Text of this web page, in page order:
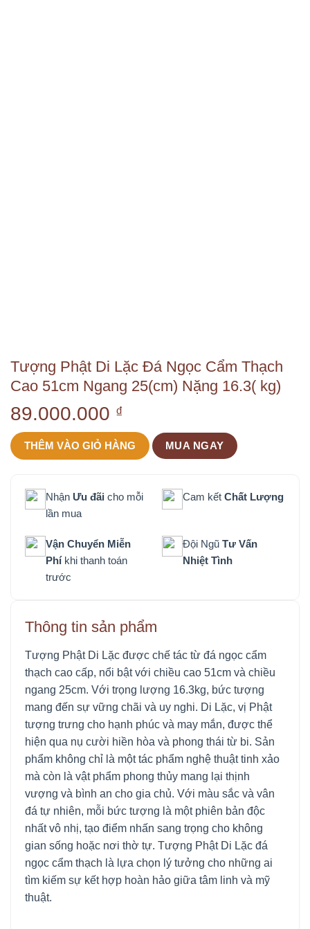
Tượng Phật Di Lặc Đá Ngọc Cẩm Thạch
Cao 51cm Ngang 25(cm) Nặng 16.3( kg)
89.000.000 ₫
THÊM VÀO GIỎ HÀNG MUA NGAY
Nhận Ưu đãi cho mỗi
lần mua
Cam kết Chất Lượng
Vận Chuyển Miễn
Phíkhi thanh toán
trước
Đội Ngũ Tư Vấn
Nhiệt Tình
Thông tin sản phẩm
Tượng Phật Di Lặc được chế tác từ đá ngọc cẩm
thạch cao cấp, nổi bật với chiều cao 51cm và chiều
ngang 25cm. Với trọng lượng 16.3kg, bức tượng
mang đến sự vững chãi và uy nghi. Di Lặc, vị Phật
tượng trưng cho hạnh phúc và may mắn, được thể
hiện qua nụ cười hiền hòa và phong thái từ bi. Sản
phẩm không chỉ là một tác phẩm nghệ thuật tinh xảo
mà còn là vật phẩm phong thủy mang lại thịnh
vượng và bình an cho gia chủ. Với màu sắc và vân
đá tự nhiên, mỗi bức tượng là một phiên bản độc
nhất vô nhị, tạo điểm nhấn sang trọng cho không
gian sống hoặc nơi thờ tự. Tượng Phật Di Lặc đá
ngọc cẩm thạch là lựa chọn lý tưởng cho những ai
tìm kiếm sự kết hợp hoàn hảo giữa tâm linh và mỹ
thuật.